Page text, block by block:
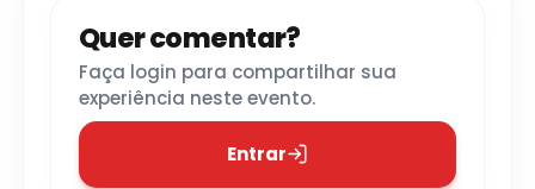
Quer comentar?
Faça login para compartilhar sua
experiência neste evento.
Entrar